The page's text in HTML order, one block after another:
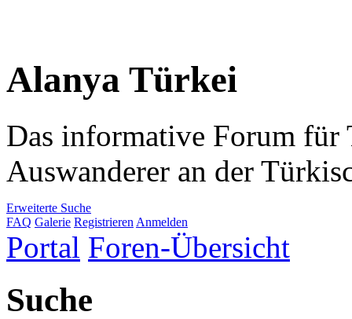
Alanya Türkei
Das informative Forum für
Auswanderer an der
Erweiterte Suche
FAQ Galerie Registrieren Anmelden
Portal Foren-Übersicht
Suche